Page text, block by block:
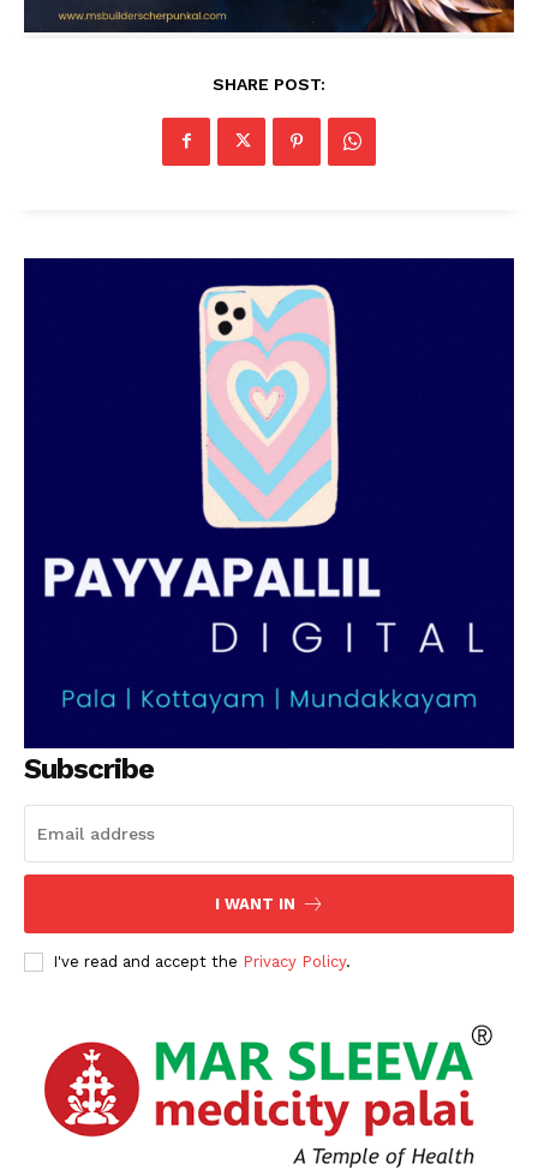
SHARE POST:
Subscribe
I WANT IN
I've read and accept the Privacy Policy.